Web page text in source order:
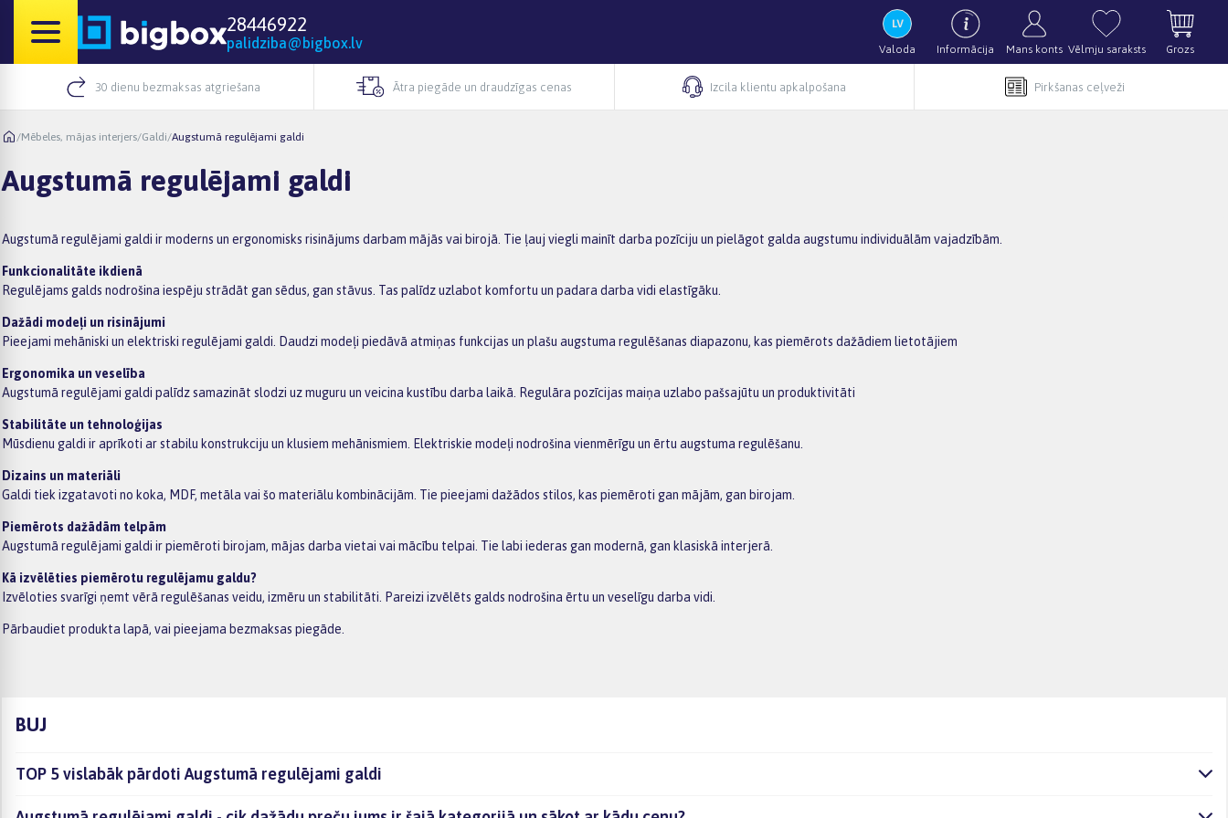
28446922
palidziba@bigbox.lv Valoda Informācija Mans konts Vēlmju saraksts Grozs
30 dienu bezmaksas atgriešana Ātra piegāde un draudzīgas cenas Izcila klientu apkalpošana Pirkšanas ceļveži
/Mēbeles, mājas interjers/Galdi/Augstumā regulējami galdi
Augstumā regulējami galdi
Augstumā regulējami galdi ir moderns un ergonomisks risinājums darbam mājās vai birojā. Tie ļauj viegli mainīt darba pozīciju un pielāgot galda augstumu individuālām vajadzībām.
Funkcionalitāte ikdienā
Regulējams galds nodrošina iespēju strādāt gan sēdus, gan stāvus. Tas palīdz uzlabot komfortu un padara darba vidi elastīgāku.
Dažādi modeļi un risinājumi
Pieejami mehāniski un elektriski regulējami galdi. Daudzi modeļi piedāvā atmiņas funkcijas un plašu augstuma regulēšanas diapazonu, kas piemērots dažādiem lietotājiem
Ergonomika un veselība
Augstumā regulējami galdi palīdz samazināt slodzi uz muguru un veicina kustību darba laikā. Regulāra pozīcijas maiņa uzlabo pašsajūtu un produktivitāti
Stabilitāte un tehnoloģijas
Mūsdienu galdi ir aprīkoti ar stabilu konstrukciju un klusiem mehānismiem. Elektriskie modeļi nodrošina vienmērīgu un ērtu augstuma regulēšanu.
Dizains un materiāli
Galdi tiek izgatavoti no koka, MDF, metāla vai šo materiālu kombinācijām. Tie pieejami dažādos stilos, kas piemēroti gan mājām, gan birojam.
Piemērots dažādām telpām
Augstumā regulējami galdi ir piemēroti birojam, mājas darba vietai vai mācību telpai. Tie labi iederas gan modernā, gan klasiskā interjerā.
Kā izvēlēties piemērotu regulējamu galdu?
Izvēloties svarīgi ņemt vērā regulēšanas veidu, izmēru un stabilitāti. Pareizi izvēlēts galds nodrošina ērtu un veselīgu darba vidi.
Pārbaudiet produkta lapā, vai pieejama bezmaksas piegāde.
BUJ
TOP 5 vislabāk pārdoti Augstumā regulējami galdi